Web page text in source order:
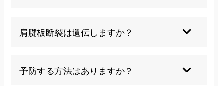
り、反対側への影響は時間差で現れることが一般
的です。
肩腱板断裂は遺伝しますか？
徴が遺伝することで発症しやすさに影響する可能
性があります。
予防する方法はありますか？